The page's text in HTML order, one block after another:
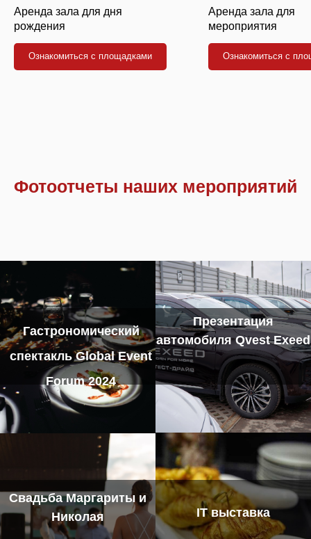
Аренда зала для дня
рождения
Ознакомиться с площадками
Аренда зала для
мероприятия
Ознакомиться с
Фотоотчеты наших мероприятий
Гастрономический
спектакль Global Event
Forum 2024
Презентация
автомобиля Qvest Exeed
Свадьба Маргариты и
Николая
IT выставка